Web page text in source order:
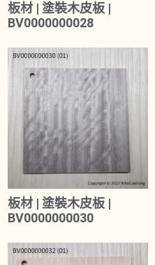
板材 | 塗裝木皮板 |
BV0000000028
板材 | 塗裝木皮板 |
BV0000000030